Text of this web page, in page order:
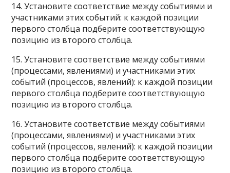
14. Установите соответствие между событиями и
участниками этих событий: к каждой позиции
первого столбца подберите соответствующую
позицию из второго столбца.
15. Установите соответствие между событиями
(процессами, явлениями) и участниками этих
событий (процессов, явлений): к каждой позиции
первого столбца подберите соответствующую
позицию из второго столбца.
16. Установите соответствие между событиями
(процессами, явлениями) и участниками этих
событий (процессов, явлений): к каждой позиции
первого столбца подберите соответствующую
позицию из второго столбца.